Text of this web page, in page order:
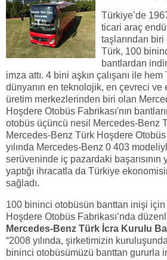
Türkiye’de
ticari araç
taşlarından
Türk, 100
bantlardan
imza attı. 4 bini aşkın çalışanı ile
dünyanın en teknolojik, en çevreci ve
üretim merkezlerinden biri olan
Hoşdere Otobüs Fabrikası'nın
otobüs üçüncü nesil Mercedes-Benz
Mercedes-Benz Türk Hoşdere Otobüs
yılında Mercedes-Benz 0 403
serüveninde iç pazardaki başarısının
yaptığı ihracatla da Türkiye
sağladı.
100 bininci otobüsün banttan inişi
Hoşdere Otobüs Fabrikası’nda
Mercedes-Benz Türk İcra Kurulu
“2008 yılında, şirketimizin
bininci otobüsümüzü banttan gururla